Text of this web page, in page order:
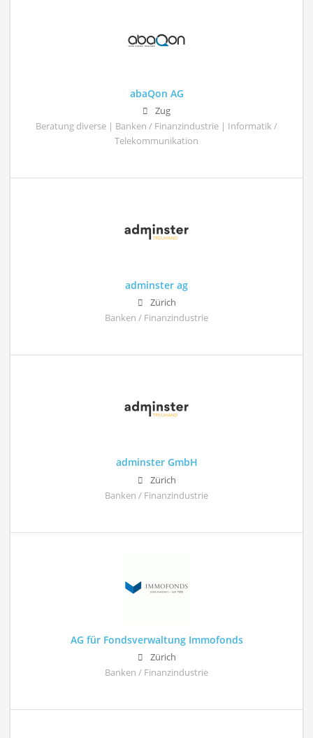
abaQon AG
Zug
Beratung diverse | Banken / Finanzindustrie | Informatik /
Telekommunikation
adminster ag
Zürich
Banken / Finanzindustrie
adminster GmbH
Zürich
Banken / Finanzindustrie
AG für Fondsverwaltung Immofonds
Zürich
Banken / Finanzindustrie